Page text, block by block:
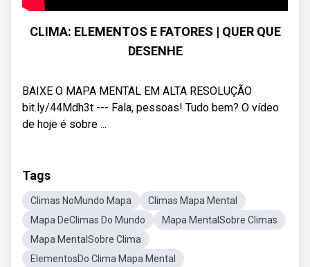
CLIMA: ELEMENTOS E FATORES | QUER QUE
DESENHE
BAIXE O MAPA MENTAL EM ALTA RESOLUÇÃO
bit.ly/44Mdh3t --- Fala, pessoas! Tudo bem? O vídeo
de hoje é sobre ...
Tags
Climas NoMundo Mapa
Climas Mapa Mental
Mapa DeClimas Do Mundo
Mapa MentalSobre Climas
Mapa MentalSobre Clima
ElementosDo Clima Mapa Mental